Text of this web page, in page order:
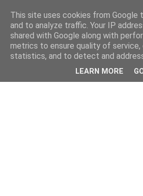
This site uses cookies from Google
and to analyze traffic. Your IP
shared with Google along with
metrics to ensure quality of service,
statistics, and to detect and
LEARN MORE